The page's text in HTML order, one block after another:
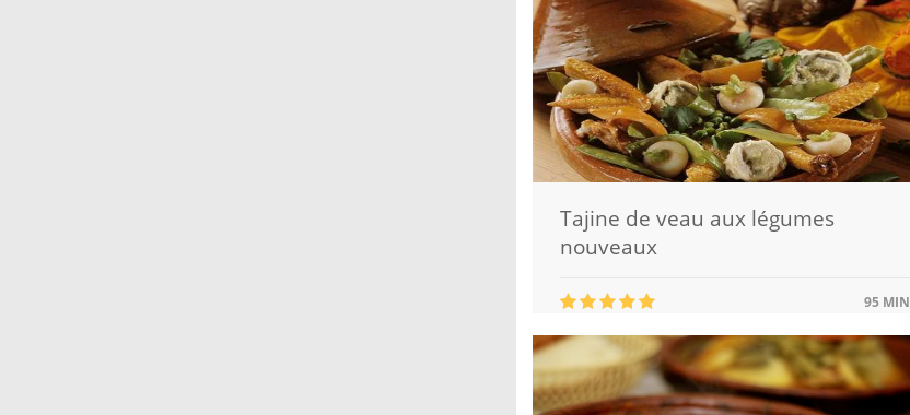
Tajine de veau aux légumes
nouveaux
95 MIN